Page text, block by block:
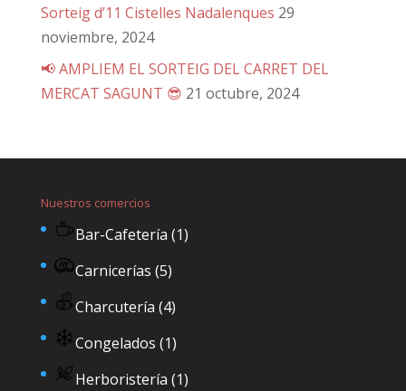
Sorteig d’11 Cistelles Nadalenques 29
noviembre, 2024
📢 AMPLIEM EL SORTEIG DEL CARRET DEL
MERCAT SAGUNT 😎 21 octubre, 2024
Nuestros comercios
Bar-Cafetería (1)
Carnicerías (5)
Charcutería (4)
Congelados (1)
Herboristería (1)